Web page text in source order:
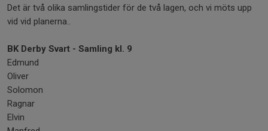
Det är två olika samlingstider för de två lagen, och vi möts upp
vid vid planerna..
BK Derby Svart - Samling kl. 9
Edmund
Oliver
Solomon
Ragnar
Elvin